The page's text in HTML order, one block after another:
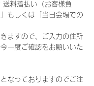
料着払い（お客様負
もしくは「当日会場での
ますので、ご入力の住所
一度ご確認をお願いいた
となっておりますのでご注